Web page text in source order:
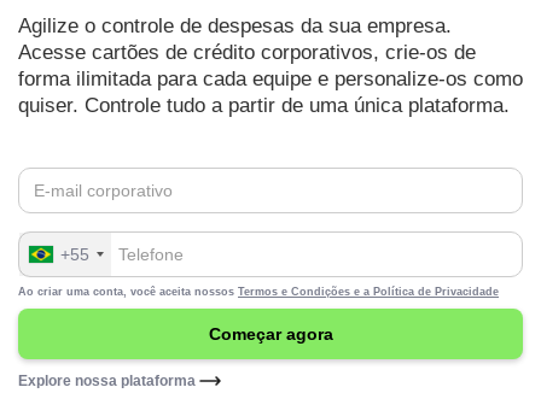
Agilize o controle de despesas da sua empresa.
Acesse cartões de crédito corporativos, crie-os de
forma ilimitada para cada equipe e personalize-os como
quiser. Controle tudo a partir de uma única plataforma.
+55
Ao criar uma conta, você aceita nossos Termos e Condições e a Política de Privacidade
Explore nossa plataforma